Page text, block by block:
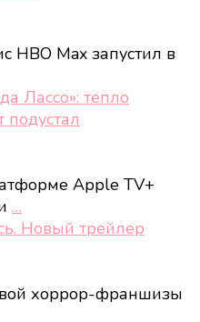
HBO Max запустил в
Лассо»: тепло
подустал
Apple TV+
…
Новый трейлер
хоррор-франшизы